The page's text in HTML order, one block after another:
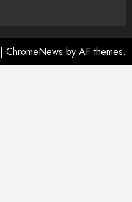
| ChromeNews by AF themes.